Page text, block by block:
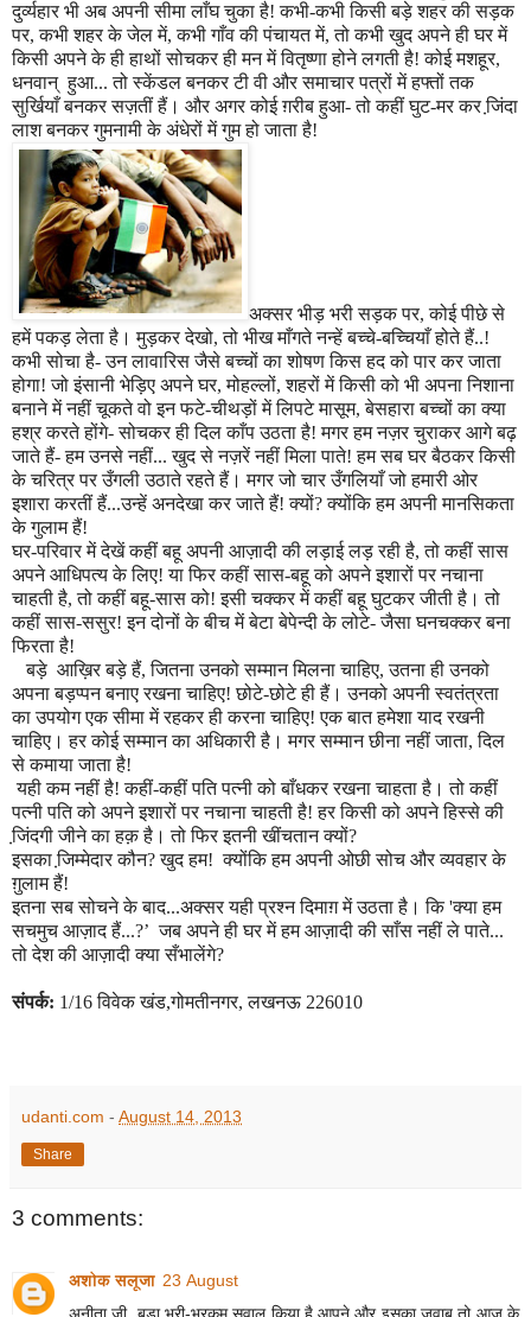
दुर्व्यहार भी अब अपनी सीमा लाँघ चुका है! कभी-कभी किसी बड़े शहर की सड़क
पर,कभी शहर के जेल में,कभी गाँव की पंचायत में,तो कभी खुद अपने ही घर में
किसी अपने के ही हाथों सोचकर ही मन में वितृष्णा होने लगती है! कोई मशहूर,
धनवान् हुआ... तो स्केंडल बनकर टी वी और समाचार पत्रों में हफ्तों तक
सुर्खियाँ बनकर सज़तीं हैं। और अगर कोईग़रीब हुआ- तो कहीं घुट-मर कर जि़ंदा
लाश बनकर गुमनामी के अंधेरों में गुम हो जाता है!
अक्सर भीड़ भरी सड़क पर,कोई पीछे से
हमें पकड़ लेता है। मुड़कर देखो,तो भीख माँगते नन्हें बच्चे-बच्चियाँ होतेहैं..!
कभी सोचा है- उन लावारिस जैसे बच्चों का शोषण किस हद को पार कर जाता
होगा! जो इंसानी भेड़िए अपने घर,मोहल्लों,शहरों में किसी को भी अपना निशाना
बनाने में नहीं चूकते वो इन फटे-चीथड़ों में लिपटे मासूम,बेसहारा बच्चों का क्या
हश्र करते होंगे- सोचकर ही दिल काँप उठता है! मगर हम नज़र चुराकर आगे बढ़
जाते हैं- हम उनसे नहीं... खुद से नज़रें नहीं मिला पाते! हम सब घर बैठकर किसी
के चरित्र परउँगली उठाते रहते हैं। मगरजोचार उँगलियाँ जो हमारी ओर
इशारा करतीं हैं...उन्हें अनदेखा कर जाते हैं! क्यों?क्योंकि हम अपनी मानसिकता
के गुलाम हैं!
घर-परिवार में देखें कहीं बहू अपनी आज़ादी की लड़ाई लड़ रही है,तो कहीं सास
अपने आधिपत्य के लिए! या फिर कहीं सास-बहू को अपने इशारों पर नचाना
चाहती है,तो कहीं बहू-सास को! इसी चक्कर में कहीं बहू घुटकर जीती है। तो
कहीं सास-ससुर! इन दोनों के बीच में बेटा बेपेन्दी के लोटे-जैसाघनचक्कर बना
फिरता है!
बड़े आख़िरबड़े हैं,जितना उनको सम्मान मिलना चाहिए,उतना ही उनको
अपना बड़प्पन बनाए रखना चाहिए! छोटे-छोटे ही हैं। उनको अपनी स्वतंत्रता
का उपयोग एक सीमा में रहकर ही करना चाहिए! एक बात हमेशा याद रखनी
चाहिए। हर कोई सम्मान का अधिकारी है। मगर सम्मान छीना नहीं जाता,दिल
से कमाया जाता है!
यही कम नहीं है! कहीं-कहीं पति पत्नी को बाँधकर रखना चाहता है। तो कहीं
पत्नी पति को अपने इशारों पर नचाना चाहती है! हर किसी को अपने हिस्से की
जि़ंदगी जीने का हक़है। तो फिर इतनी खींचतान क्यों?
इसका जि़म्मेदार कौन?खुद हम! क्योंकि हम अपनी ओछी सोच और व्यवहार के
ग़ुलाम हैं!
इतना सब सोचने के बाद...अक्सर यही प्रश्न दिमाग़में उठता है। कि'क्या हम
सचमुच आज़ाद हैं...?’जब अपने ही घर में हम आज़ादी की साँस नहीं ले पाते...
तो देश की आज़ादी क्यासँभालेंगे?
संपर्क: 1/16विवेक खंड,गोमतीनगर,लखनऊ 226010
udanti.com - August 14, 2013
Share
3 comments:
अशोक सलूजा 23 August
अनीता जी ,बड़ा भरी-भरकम सवाल किया है आपने और इसका ज़वाब तो आज के